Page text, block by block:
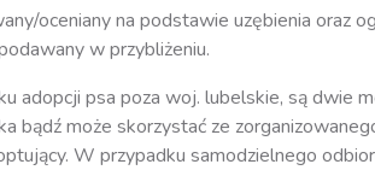
oceniany na podstawie uzębienia oraz
w przybliżeniu.
adopcji psa poza woj. lubelskie, są dwie
bądź może skorzystać ze
W przypadku samodzielnego